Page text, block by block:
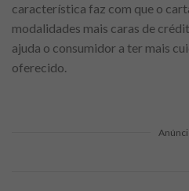
característica faz com que o
modalidades mais caras de
ajuda o consumidor a ter mais
oferecido.